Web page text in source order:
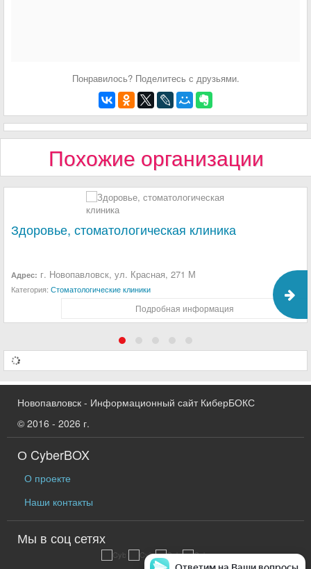
Понравилось? Поделитесь с друзьями.
Похожие организации
Здоровье, стоматологическая клиника
Адрес: г. Новопавловск, ул. Красная, 271 М
Категория: Стоматологические клиники
Подробная информация
Новопавловск - Информационный сайт КиберБОКС
© 2016 - 2026 г.
О CyberBOX
О проекте
Наши контакты
Мы в соц сетях